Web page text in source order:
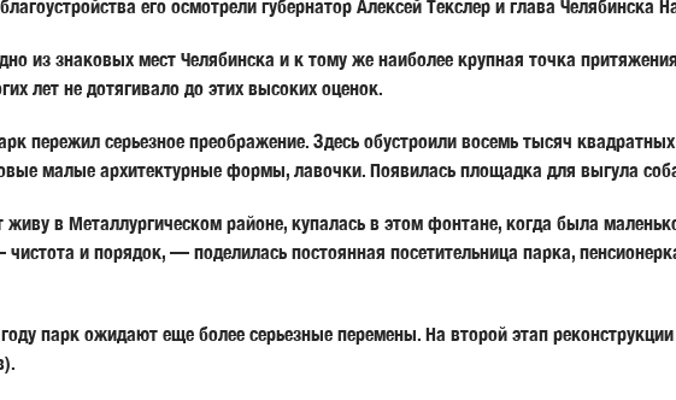
его осмотрели губернатор Алексей Текслер и глава Челябинска
из знаковых мест Челябинска и к тому же наиболее крупная точка
лет не дотягивало до этих высоких оценок.
пережил серьезное преображение. Здесь обустроили восемь тысяч
малые архитектурные формы, лавочки. Появилась площадка для выгула
в Металлургическом районе, купалась в этом фонтане, когда была
и порядок, — поделилась постоянная посетительница парка,
парк ожидают еще более серьезные перемены. На второй этап